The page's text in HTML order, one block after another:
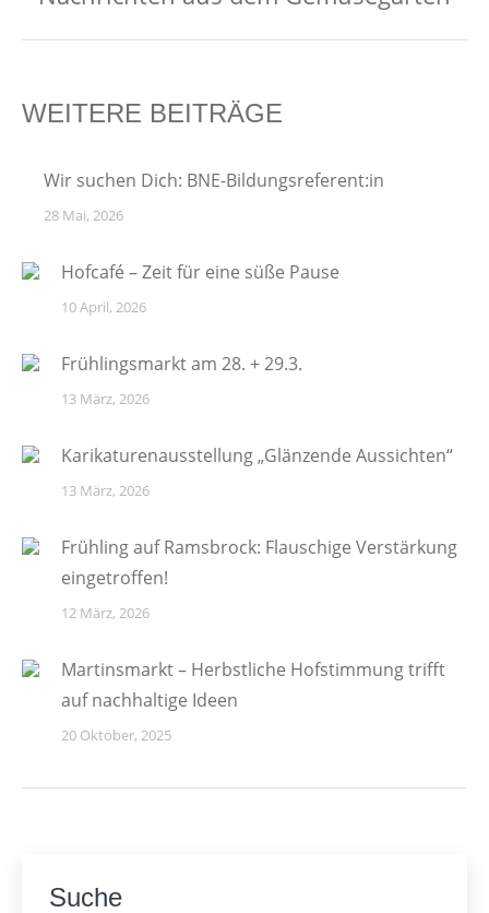
WEITERE BEITRÄGE
Wir suchen Dich: BNE-Bildungsreferent:in
28 Mai, 2026
Hofcafé – Zeit für eine süße Pause
10 April, 2026
Frühlingsmarkt am 28. + 29.3.
13 März, 2026
Karikaturenausstellung „Glänzende Aussichten“
13 März, 2026
Frühling auf Ramsbrock: Flauschige Verstärkung
eingetroffen!
12 März, 2026
Martinsmarkt – Herbstliche Hofstimmung trifft
auf nachhaltige Ideen
20 Oktober, 2025
Suche